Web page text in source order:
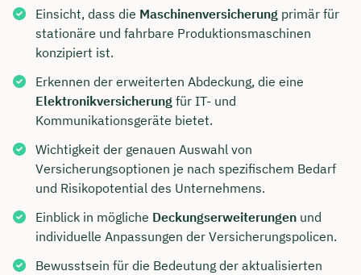
Einsicht, dass die Maschinenversicherung primär für
stationäre und fahrbare Produktionsmaschinen
konzipiert ist.
Erkennen der erweiterten Abdeckung, die eine
Elektronikversicherung für IT- und
Kommunikationsgeräte bietet.
Wichtigkeit der genauen Auswahl von
Versicherungsoptionen je nach spezifischem Bedarf
und Risikopotential des Unternehmens.
Einblick in mögliche Deckungserweiterungen und
individuelle Anpassungen der Versicherungspolicen.
Bewusstsein für die Bedeutung der aktualisierten